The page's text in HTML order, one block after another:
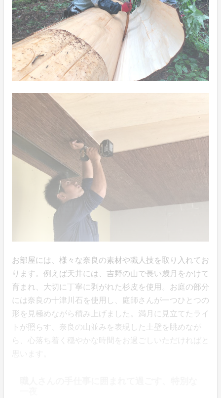
お部屋には、様々な奈良の素材や職人技を取り入れてお
ります。例えば天井には、吉野の山で長い歳月をかけて
育まれ、大切に丁寧に剥がれた杉皮を使用。お庭の部分
には奈良の十津川石を使用し、庭師さんが一つひとつの
形を見極めながら積み上げました。満月に見立てたライ
トが照らす、奈良の山並みを表現した土壁を眺めなが
ら、心落ち着く穏やかな時間をお過ごしいただければと